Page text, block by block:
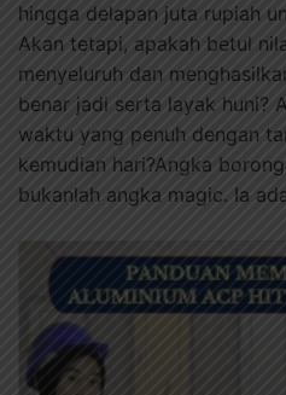
hingga delapan juta rupiah
Akan tetapi, apakah betul
menyeluruh dan
benar jadi serta layak huni?
waktu yang penuh dengan
kemudian hari?Angka
bukanlah angka magic. Ia